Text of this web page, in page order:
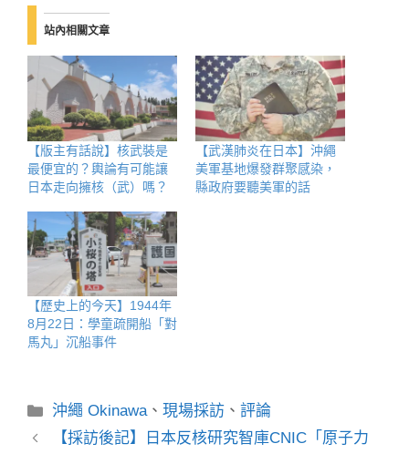
站內相關文章
【版主有話說】核武裝是
最便宜的？輿論有可能讓
日本走向擁核（武）嗎？
【武漢肺炎在日本】沖繩
美軍基地爆發群聚感染，
縣政府要聽美軍的話
【歷史上的今天】1944年
8月22日：學童疏開船「對
馬丸」沉船事件
分
類
沖繩 Okinawa、現場採訪 、評論
【採訪後記】日本反核研究智庫CNIC「原子力